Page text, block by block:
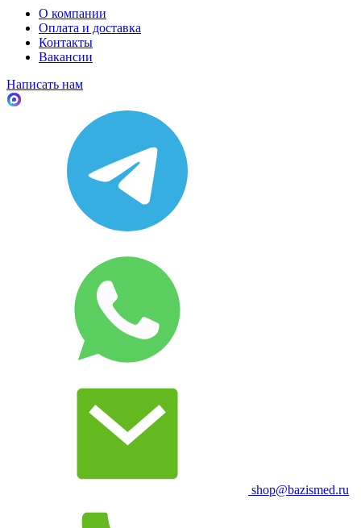
О компании
Оплата и доставка
Контакты
Вакансии
Написать нам
shop@bazismed.ru